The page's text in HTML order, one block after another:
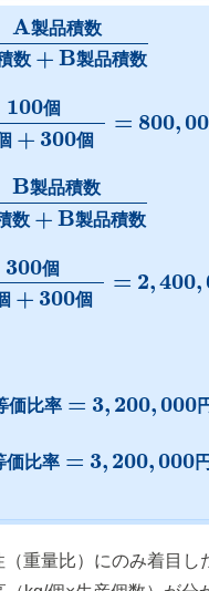
A製品積数
数 + B製品積数
100個
+ 300個
= 800,
B製品積数
数 + B製品積数
300個
+ 300個
= 2,400,
価比率 = 3, 200,000
価比率 = 3, 200,000円
重量比）にのみ着目